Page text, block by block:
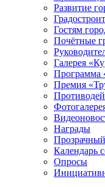
Развитие
Гостям
Почётные
Галерея
Программа
Премия
Награды
Календарь
Опросы